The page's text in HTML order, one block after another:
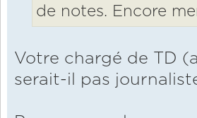
de notes. Encore
Votre chargé de TD
serait-il pas